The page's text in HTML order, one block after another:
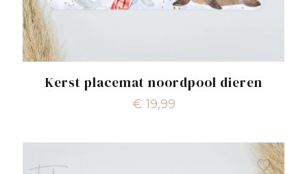
Kerst placemat noordpool dieren
€ 19,99